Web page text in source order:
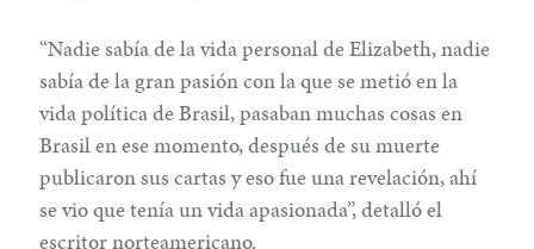
“Nadie sabía de la vida personal de Elizabeth, nadie
sabía de la gran pasión con la que se metió en la
vida política de Brasil, pasaban muchas cosas en
Brasil en ese momento, después de su muerte
publicaron sus cartas y eso fue una revelación, ahí
se vio que tenía un vida apasionada”, detalló el
escritor norteamericano.